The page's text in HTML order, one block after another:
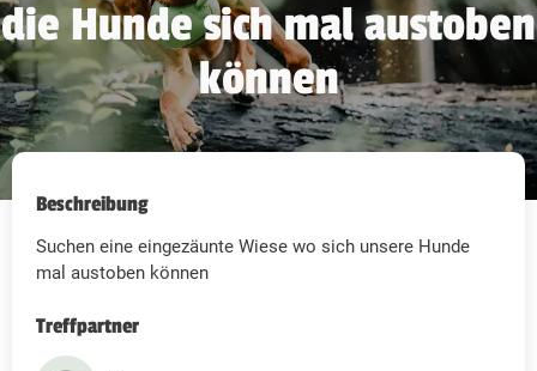
die Hunde sich mal austoben
können
Beschreibung
Suchen eine eingezäunte Wiese wo sich unsere Hunde
mal austoben können
Treffpartner